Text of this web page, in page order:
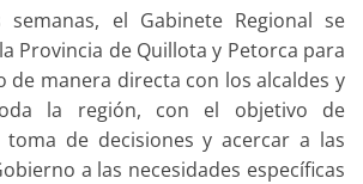
semanas, el Gabinete Regional se
Provincia de Quillota y Petorca para
de manera directa con los alcaldes y
la región, con el objetivo de
toma de decisiones y acercar a las
a las necesidades específicas